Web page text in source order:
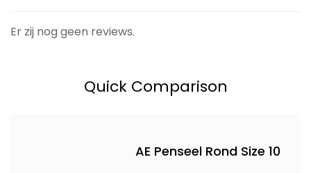
Er zij nog geen reviews.
Quick Comparison
AE Penseel Rond Size 10